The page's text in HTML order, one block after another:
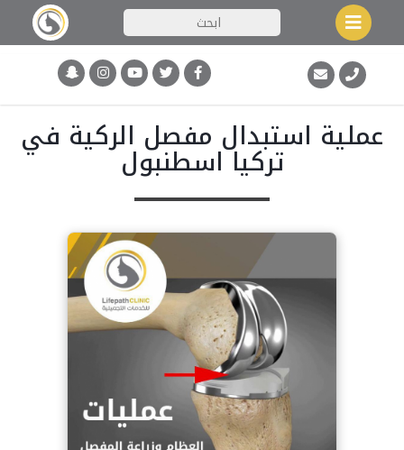
عملية استبدال مفصل الركية في
تركيا اسطنبول